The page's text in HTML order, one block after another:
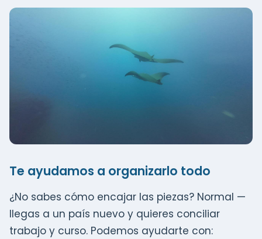
Te ayudamos a organizarlo todo
¿No sabes cómo encajar las piezas? Normal —
llegas a un país nuevo y quieres conciliar
trabajo y curso. Podemos ayudarte con: